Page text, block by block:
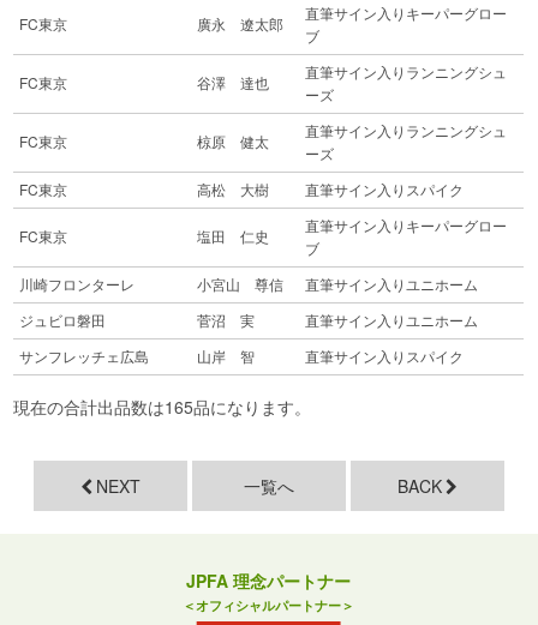
FC東京 廣永 遼太郎
直筆サイン入りキーパーグロー
ブ
FC東京 谷澤 達也
直筆サイン入りランニングシュ
ーズ
FC東京 椋原 健太
直筆サイン入りランニングシュ
ーズ
FC東京
高松 大樹 直筆サイン入りスパイク
FC東京 塩田 仁史
直筆サイン入りキーパーグロー
ブ
川崎フロンターレ
小宮山 尊信
直筆サイン入りユニホーム
ジュビロ磐田
菅沼 実
直筆サイン入りユニホーム
サンフレッチェ広島
山岸 智 直筆サイン入りスパイク
現在の合計出品数は165品になります。
NEXT 一覧へ BACK
JPFA 理念パートナー
＜オフィシャルパートナー＞